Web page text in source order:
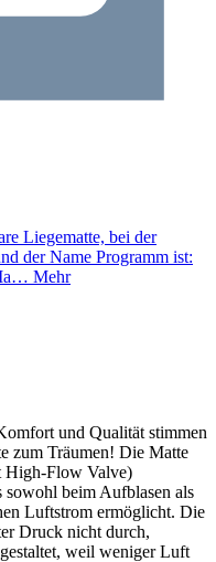
Liegematte, bei der
der Name Programm ist:
Mehr
und Qualität stimmen
zum Träumen! Die Matte
High-Flow Valve)
sowohl beim Aufblasen als
Luftstrom ermöglicht. Die
Druck nicht durch,
weil weniger Luft